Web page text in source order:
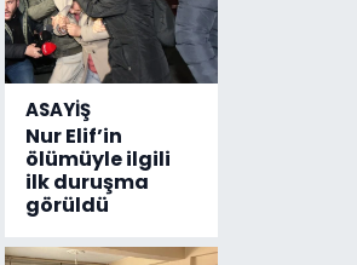
ASAYİŞ
Nur Elif’in
ölümüyle ilgili
ilk duruşma
görüldü